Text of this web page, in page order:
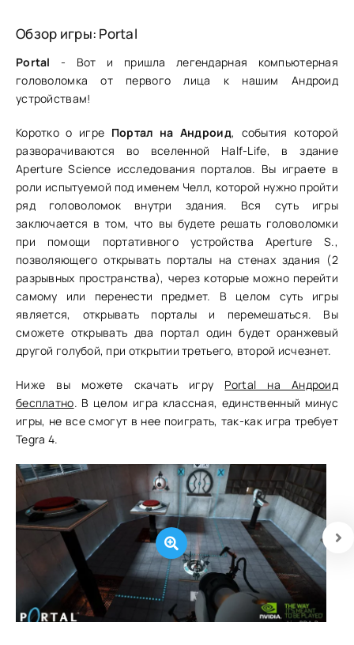
Обзор игры: Portal
Portal - Вот и пришла легендарная компьютерная
головоломка от первого лица к нашим Андроид
устройствам!
Коротко о игре Портал на Андроид, события которой
разворачиваются во вселенной Half-Life, в здание
Aperture Science исследования порталов. Вы играете в
роли испытуемой под именем Челл, которой нужно пройти
ряд головоломок внутри здания. Вся суть игры
заключается в том, что вы будете решать головоломки
при помощи портативного устройства Aperture S.,
позволяющего открывать порталы на стенах здания (2
разрывных пространства), через которые можно перейти
самому или перенести предмет. В целом суть игры
является, открывать порталы и перемешаться. Вы
сможете открывать два портал один будет оранжевый
другой голубой, при открытии третьего, второй исчезнет.
Ниже вы можете скачать игру Portal на Андроид
бесплатно. В целом игра классная, единственный минус
игры, не все смогут в нее поиграть, так-как игра требует
Tegra 4.